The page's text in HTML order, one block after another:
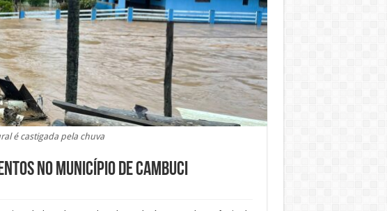
é castigada pela chuva
no município de Cambuci